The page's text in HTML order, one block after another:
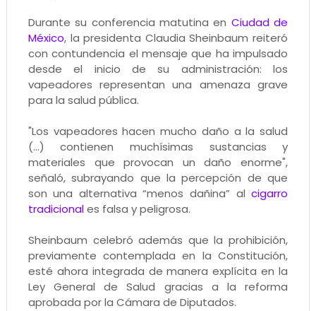
Durante su conferencia matutina en Ciudad de
México, la presidenta Claudia Sheinbaum reiteró
con contundencia el mensaje que ha impulsado
desde el inicio de su administración: los
vapeadores representan una amenaza grave
para la salud pública.
"Los vapeadores hacen mucho daño a la salud
(…) contienen muchísimas sustancias y
materiales que provocan un daño enorme",
señaló, subrayando que la percepción de que
son una alternativa “menos dañina” alcigarro
tradicionales falsa y peligrosa.
Sheinbaum celebró además que la prohibición,
previamente contemplada en la Constitución,
esté ahora integrada de manera explícita en la
Ley General de Salud gracias a la reforma
aprobada por la Cámara de Diputados.